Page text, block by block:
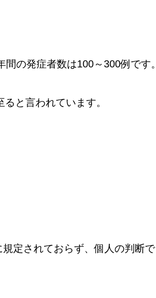
の発症者数は100～300例です。
と言われています。
規定されておらず、個人の判断で